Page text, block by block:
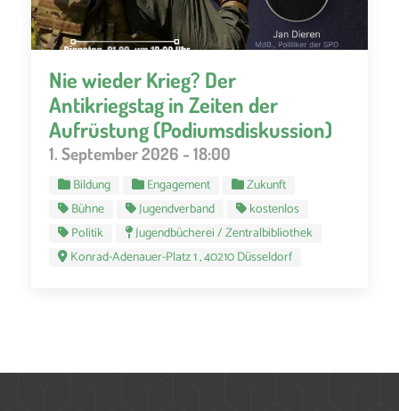
Nie wieder Krieg? Der
Antikriegstag in Zeiten der
Aufrüstung (Podiumsdiskussion)
1. September 2026 - 18:00
Bildung Engagement
Zukunft
Bühne
Jugendverband
kostenlos
Politik
Jugendbücherei / Zentralbibliothek
Konrad-Adenauer-Platz 1 , 40210 Düsseldorf